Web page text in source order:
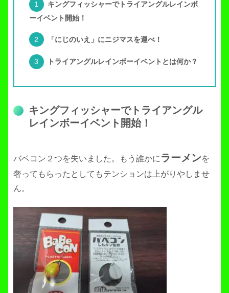
キングフィッシャーでトライアングルレインボ
ーイベント開始！
「にじのいえ」にニジマスを運べ！
トライアングルレインボーイベントとは何か？
キングフィッシャーでトライアングル
レインボーイベント開始！
バベコン２つを失いました。もう誰かに ラーメンを
奢ってもらったとしてもテンションは上がりやしませ
ん。